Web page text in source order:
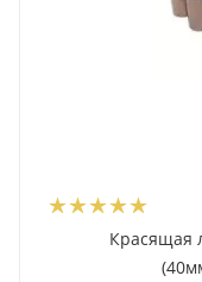
Красящая